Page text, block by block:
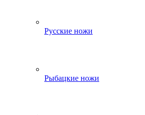
Русские ножи
Рыбацкие ножи